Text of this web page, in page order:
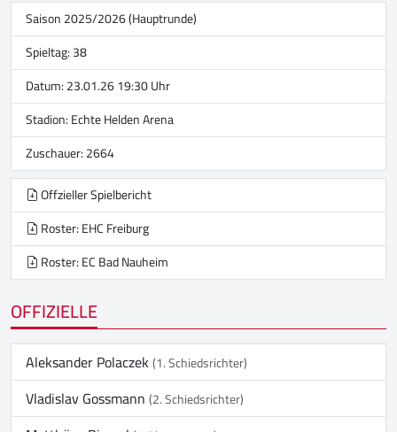
Saison 2025/2026 (Hauptrunde)
Spieltag: 38
Datum: 23.01.26 19:30 Uhr
Stadion:Echte Helden Arena
Zuschauer: 2664
Offzieller Spielbericht
Roster: EHC Freiburg
Roster: EC Bad Nauheim
OFFIZIELLE
Aleksander Polaczek(1. Schiedsrichter)
Vladislav Gossmann(2. Schiedsrichter)